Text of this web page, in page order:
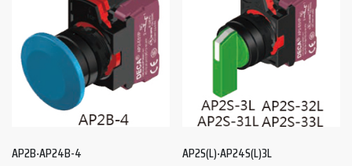
AP2B‧AP24B-4 AP2S(L)‧AP24S(L)3L